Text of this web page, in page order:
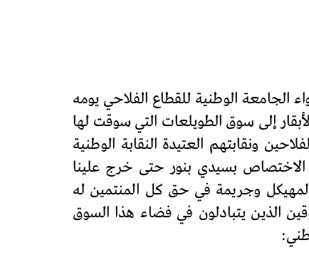
الجامعة الوطنية للقطاع الفلاحي يومه
الأبقار إلى سوق الطويلعات التي سوقت لها
ونقابتهم العتيدة النقابة الوطنية
الاختصاص بسيدي بنور حتى خرج علينا
وجريمة في حق كل المنتمين له
الذين يتبادلون في فضاء هذا السوق